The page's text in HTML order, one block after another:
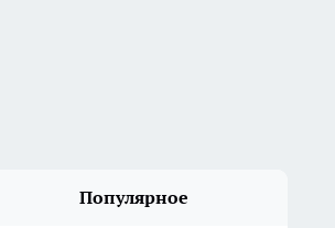
Популярное